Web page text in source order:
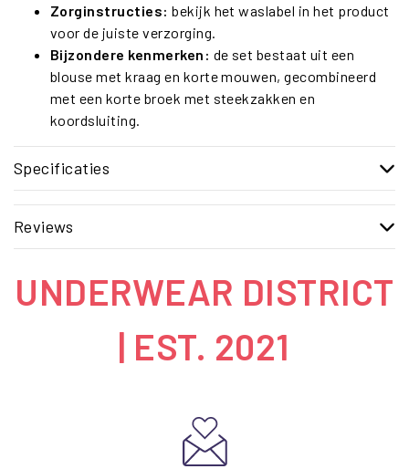
Zorginstructies: bekijk het waslabel in het product
voor de juiste verzorging.
Bijzondere kenmerken: de set bestaat uit een
blouse met kraag en korte mouwen, gecombineerd
met een korte broek met steekzakken en
koordsluiting.
Specificaties
Reviews
UNDERWEAR DISTRICT
| EST. 2021